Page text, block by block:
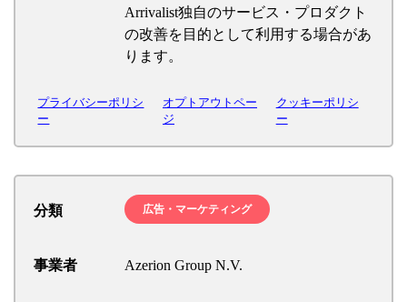
Arrivalist独自のサービス・プロダクト
の改善を目的として利用する場合があ
ります。
プライバシーポリシ
ー
オプトアウトペー
ジ
クッキーポリシ
ー
分類 広告・マーケティング
事業者 Azerion Group N.V.